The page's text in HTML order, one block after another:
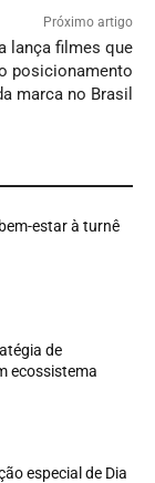
Próximo artigo
lança filmes que
posicionamento
marca no Brasil
estar à turnê
de
ecossistema
especial de Dia